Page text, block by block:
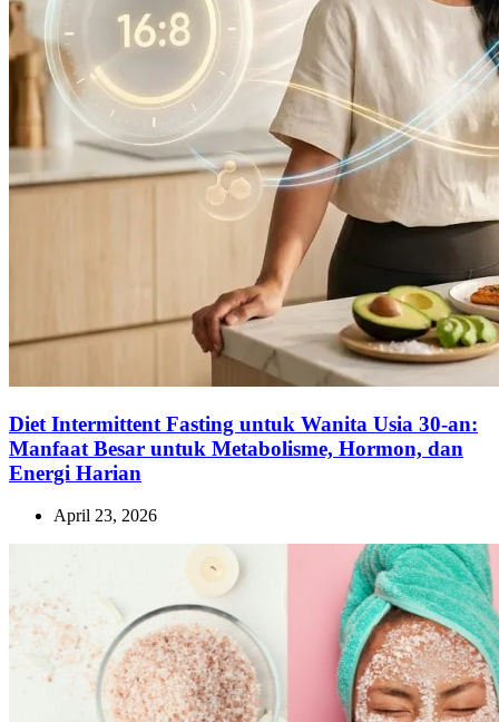
Diet Intermittent Fasting untuk Wanita Usia 30-an:
Manfaat Besar untuk Metabolisme, Hormon, dan
Energi Harian
April 23, 2026